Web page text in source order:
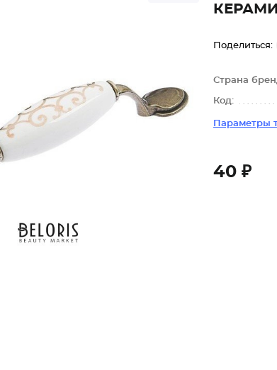
Поделиться:
Страна
Код:
Параметры
40 ₽